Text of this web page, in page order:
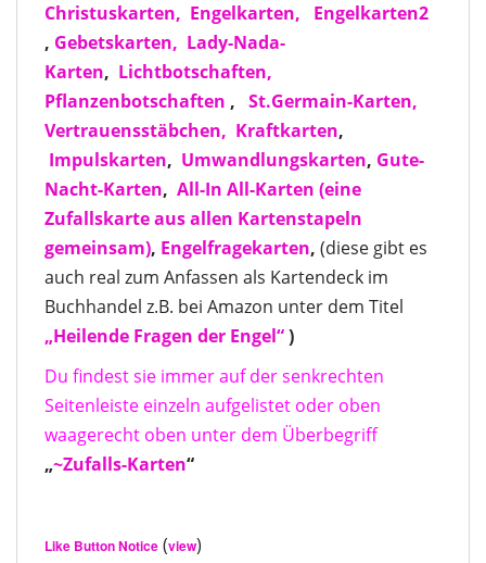
Christuskarten, Engelkarten,
Engelkarten2
, Gebetskarten, Lady-Nada-
Karten, Lichtbotschaften,
Pflanzenbotschaften , St.Germain-Karten,
Vertrauensstäbchen, Kraftkarten,
Impulskarten, Umwandlungskarten, Gute-
Nacht-Karten, All-In All-Karten (eine
Zufallskarte aus allen Kartenstapeln
gemeinsam), Engelfragekarten, (diese gibt es
auch real zum Anfassen als Kartendeck im
Buchhandel z.B. bei Amazon unter dem Titel
„Heilende Fragen der Engel“)
Du findest sie immer auf der senkrechten
Seitenleiste einzeln aufgelistet oder oben
waagerecht oben unter dem Überbegriff
„~Zufalls-Karten“
Like Button Notice (view)